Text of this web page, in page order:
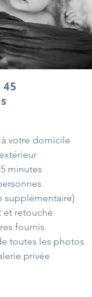
45
votre domicile
minutes
supplémentaire)
et retouche
fournis
toutes les photos
privée